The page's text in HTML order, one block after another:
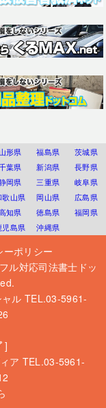
形県 福島県
茨城県
葉県 新潟県
長野県
岡県 三重県
岐阜県
歌山県 岡山県
広島県
知県 徳島県
福岡県
児島県 沖縄県
ーポリシー
ル対応司法書士ドッ
ル TEL.03-5961-
]
ア TEL.03-5961-